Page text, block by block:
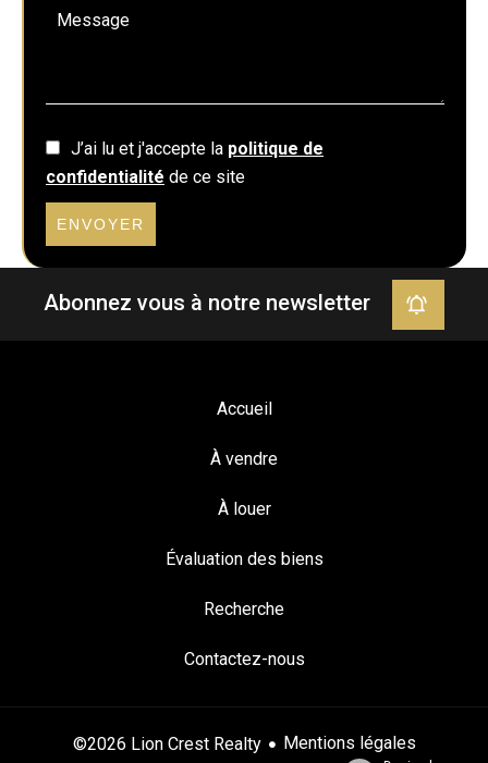
J’ai lu et j'accepte la politique de
confidentialité de ce site
ENVOYER
Abonnez vous à notre newsletter
Accueil
À vendre
À louer
Évaluation des biens
Recherche
Contactez-nous
©2026 Lion Crest Realty Mentions légales